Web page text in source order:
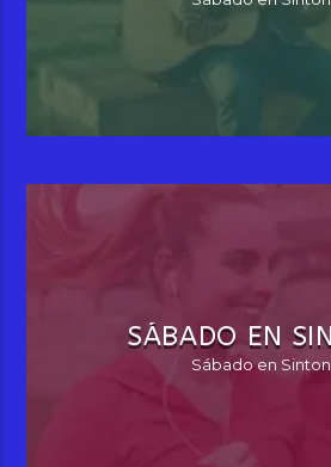
SÁBADO EN
Sábado en